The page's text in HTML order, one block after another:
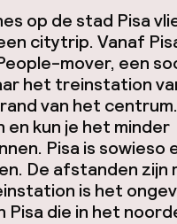
op de stad Pisa
citytrip. Vanaf
mover, een
het treinstation
van het
kun je het minder
Pisa is sowieso
De afstanden zijn
is het
die in het